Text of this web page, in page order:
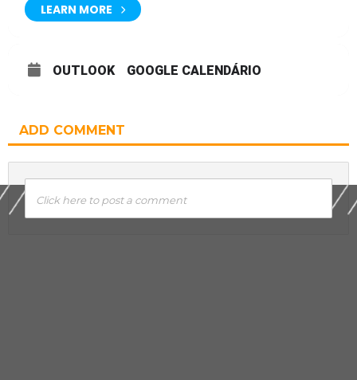
LEARN MORE
OUTLOOK GOOGLE CALENDÁRIO
ADD COMMENT
Click here to post a comment